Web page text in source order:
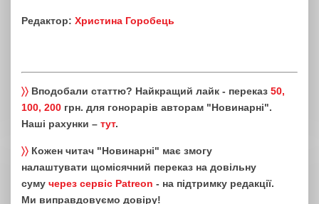
Редактор: Христина Горобець
〉〉 Вподобали статтю? Найкращий лайк - переказ 50,
100, 200 грн. для гонорарів авторам "Новинарні".
Наші рахунки – тут.
〉〉 Кожен читач "Новинарні" має змогу
налаштувати щомісячний переказ на довільну
суму через сервіс Patreon - на підтримку редакції.
Ми виправдовуємо довіру!